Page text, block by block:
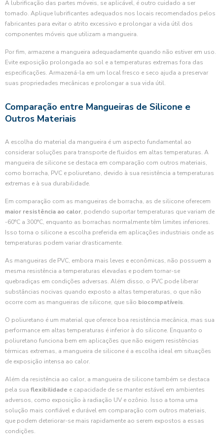
A lubrificação das partes móveis, se aplicável, é outro cuidado a ser
tomado. Aplique lubrificantes adequados nos locais recomendados pelos
fabricantes para evitar o atrito excessivo e prolongar a vida útil dos
componentes móveis que utilizam a mangueira.
Por fim, armazene a mangueira adequadamente quando não estiver em uso.
Evite exposição prolongada ao sol e a temperaturas extremas fora das
especificações. Armazená-la em um local fresco e seco ajuda a preservar
suas propriedades mecânicas e prolongar a sua vida útil.
Comparação entre Mangueiras de Silicone e
Outros Materiais
A escolha do material da mangueira é um aspecto fundamental ao
considerar soluções para transporte de fluidos em altas temperaturas. A
mangueira de silicone se destaca em comparação com outros materiais,
como borracha, PVC e poliuretano, devido à sua resistência a temperaturas
extremas e à sua durabilidade.
Em comparação com as mangueiras de borracha, as de silicone oferecem
maior resistência ao calor, podendo suportar temperaturas que variam de
-60°C a 300°C, enquanto as borrachas normalmente têm limites inferiores.
Isso torna o silicone a escolha preferida em aplicações industriais onde as
temperaturas podem variar drasticamente.
As mangueiras de PVC, embora mais leves e econômicas, não possuem a
mesma resistência a temperaturas elevadas e podem tornar-se
quebradiças em condições adversas. Além disso, o PVC pode liberar
substâncias nocivas quando exposto a altas temperaturas, o que não
ocorre com as mangueiras de silicone, que são biocompatíveis.
O poliuretano é um material que oferece boa resistência mecânica, mas sua
performance em altas temperaturas é inferior à do silicone. Enquanto o
poliuretano funciona bem em aplicações que não exigem resistências
térmicas extremas, a mangueira de silicone é a escolha ideal em situações
de exposição intensa ao calor.
Além da resistência ao calor, a mangueira de silicone também se destaca
pela sua flexibilidade e capacidade de se manter estável em ambientes
adversos, como exposição à radiação UV e ozônio. Isso a torna uma
solução mais confiável e durável em comparação com outros materiais,
que podem deteriorar-se mais rapidamente ao serem expostos a essas
condições.